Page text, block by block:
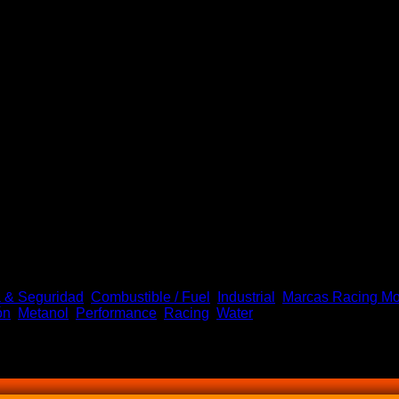
& Seguridad Combustible / Fuel Industrial Marcas Racing
Metanol Performance Racing Water